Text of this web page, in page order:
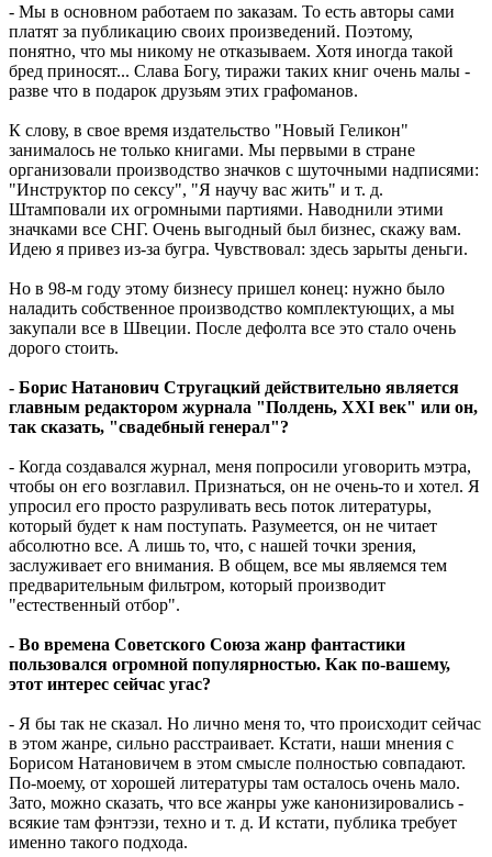
- Мы в основном работаем по заказам. То есть авторы сами
платят за публикацию своих произведений. Поэтому,
понятно, что мы никому не отказываем. Хотя иногда такой
бред приносят... Слава Богу, тиражи таких книг очень малы -
разве что в подарок друзьям этих графоманов.
К слову, в свое время издательство "Новый Геликон"
занималось не только книгами. Мы первыми в стране
организовали производство значков с шуточными надписями:
"Инструктор по сексу", "Я научу вас жить" и т. д.
Штамповали их огромными партиями. Наводнили этими
значками все СНГ. Очень выгодный был бизнес, скажу вам.
Идею я привез из-за бугра. Чувствовал: здесь зарыты деньги.
Но в 98-м году этому бизнесу пришел конец: нужно было
наладить собственное производство комплектующих, а мы
закупали все в Швеции. После дефолта все это стало очень
дорого стоить.
- Борис Натанович Стругацкий действительно является
главным редактором журнала "Полдень, XXI век" или он,
так сказать, "свадебный генерал"?
- Когда создавался журнал, меня попросили уговорить мэтра,
чтобы он его возглавил. Признаться, он не очень-то и хотел. Я
упросил его просто разруливать весь поток литературы,
который будет к нам поступать. Разумеется, он не читает
абсолютно все. А лишь то, что, с нашей точки зрения,
заслуживает его внимания. В общем, все мы являемся тем
предварительным фильтром, который производит
"естественный отбор".
- Во времена Советского Союза жанр фантастики
пользовался огромной популярностью. Как по-вашему,
этот интерес сейчас угас?
- Я бы так не сказал. Но лично меня то, что происходит сейчас
в этом жанре, сильно расстраивает. Кстати, наши мнения с
Борисом Натановичем в этом смысле полностью совпадают.
По-моему, от хорошей литературы там осталось очень мало.
Зато, можно сказать, что все жанры уже канонизировались -
всякие там фэнтэзи, техно и т. д. И кстати, публика требует
именно такого подхода.